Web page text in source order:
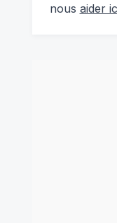
nous aider